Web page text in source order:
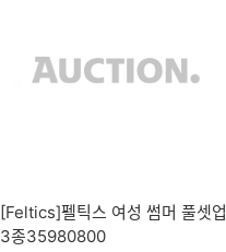
[Feltics]펠틱스 여성 썸머 풀셋업
3종35980800